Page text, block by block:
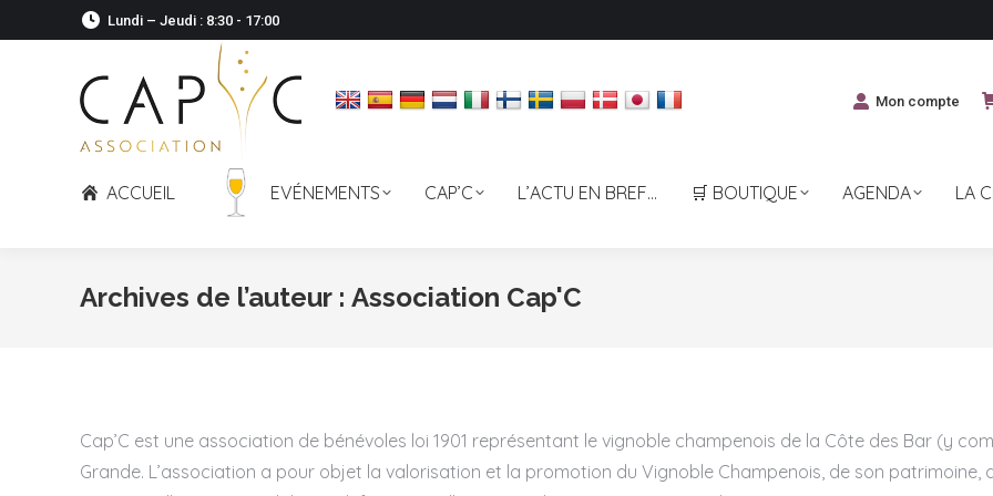
Lundi – Jeudi : 8:30 - 17:00
Mon compte
ACCUEIL EVÉNEMENTS CAP’C L’ACTU EN BREF… 🛒 BOUTIQUE AGENDA LA
Archives de l’auteur : Association Cap'C
Cap’C est une association de bénévoles loi 1901 représentant le vignoble champenois de la Côte des Bar (y
Grande. L’association a pour objet la valorisation et la promotion du Vignoble Champenois, de son